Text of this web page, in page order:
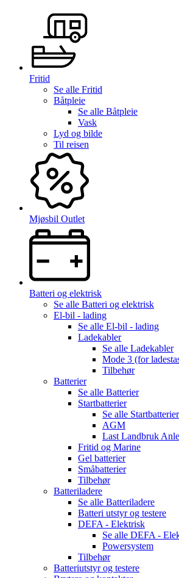
Fritid
Se alle Fritid
Båtpleie
Se alle Båtpleie
Vask
Lyd og bilde
Til reisen
Mjøsbil Outlet
Batteri og elektrisk
Se alle Batteri og elektrisk
El-bil - lading
Se alle El-bil - lading
Ladekabler
Se alle Ladekabler
Mode 3 (for
Tilbehør
Batterier
Se alle Batterier
Startbatterier
Se alle Startbatterier
AGM
Last Landbruk
Fritid og Marine
Gel batterier
Småbatterier
Tilbehør
Batteriladere
Se alle Batteriladere
Batteri utstyr og testere
DEFA - Elektrisk
Se alle DEFA -
Powersystem
Tilbehør
Batteriutstyr og testere